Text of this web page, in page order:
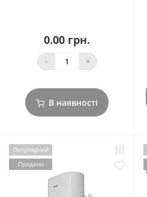
0.00 грн.
- +
В наявності
Популярний
Продано